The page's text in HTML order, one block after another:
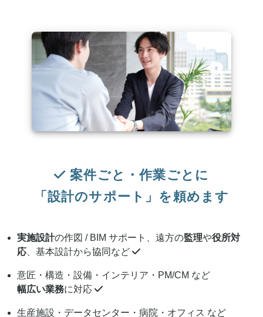
案件ごと・作業ごとに
「設計のサポート」を頼めます
実施設計の作図 / BIM サポート、遠方の監理や役所対
応、基本設計から協同など
意匠・構造・設備・インテリア・PM/CM など
幅広い業務に対応
生産施設・データセンター・病院・オフィス など